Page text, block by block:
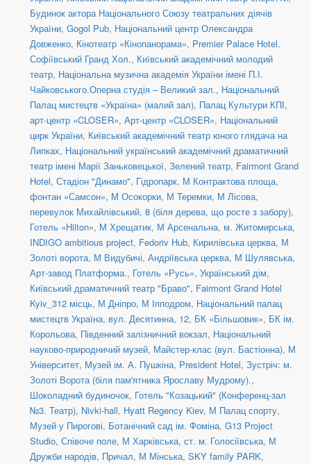
Будинок актора Національного Союзу театральних діячів
України, Gogol Pub, Національний центр Олександра
Довженко, Кінотеатр «Кінопанорама», Premier Palace Hotel.
Софіївський Гранд Хол., Київський академічний молодий
театр, Національна музична академія України імені П.І.
Чайковського.Оперна студія – Великий зал., Національний
Палац мистецтв «Україна» (малий зал), Палац Культури КПІ,
арт-центр «CLOSER», Арт-центр «CLOSER», Національний
цирк України, Київський академічний театр юного глядача на
Липках, Національний український академічний драматичний
театр імені Марії Заньковецької, Зелений театр, Fairmont Grand
Hotel, Стадіон "Динамо", Гідропарк, М Контрактова площа,
фонтан «Самсон», М Осокорки, М Теремки, М Лісова,
перевулок Михайлівський, 8 (біля дерева, що росте з забору),
Готель «Hilton», М Хрещатик, М Арсенальна, м. Житомирська,
INDIGO ambitious project, Fedoriv Hub, Кирилівська церква, М
Золоті ворота, М Видубичі, Андріївська церква, М Шулявська,
Арт-завод Платформа., Готель «Русь», Український дім,
Київський драматичний театр "Браво", Fairmont Grand Hotel
Kyiv_312 місць, М Дніпро, М Іпподром, Національний палац
мистецтв Україна, вул. Десятинна, 12, БК «Більшовик», БК ім.
Корольова, Південний залізничний вокзал, Національний
науково-природничий музей, Майстер-клас (вул. Бастіонна), М
Університет, Музей ім. А. Пушкіна, President Hotel, Зустріч: м.
Золоті Ворота (біля пам'ятника Ярославу Мудрому).,
Шоколадний будиночок, Готель "Козацький" (Конференц-зал
№3. Театр), Nivki-hall, Hyatt Regency Kiev, М Палац спорту,
Музей у Пирогові, Ботанічний сад ім. Фоміна, G13 Project
Studio, Співоче поле, М Харківська, ст. м. Голосіївська, М
Дружби народів, Причал, М Мінська, SKY family PARK,